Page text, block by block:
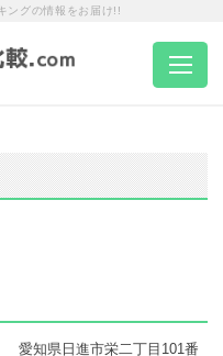
ングの情報をお届け!!
愛知県日進市栄二丁目101番